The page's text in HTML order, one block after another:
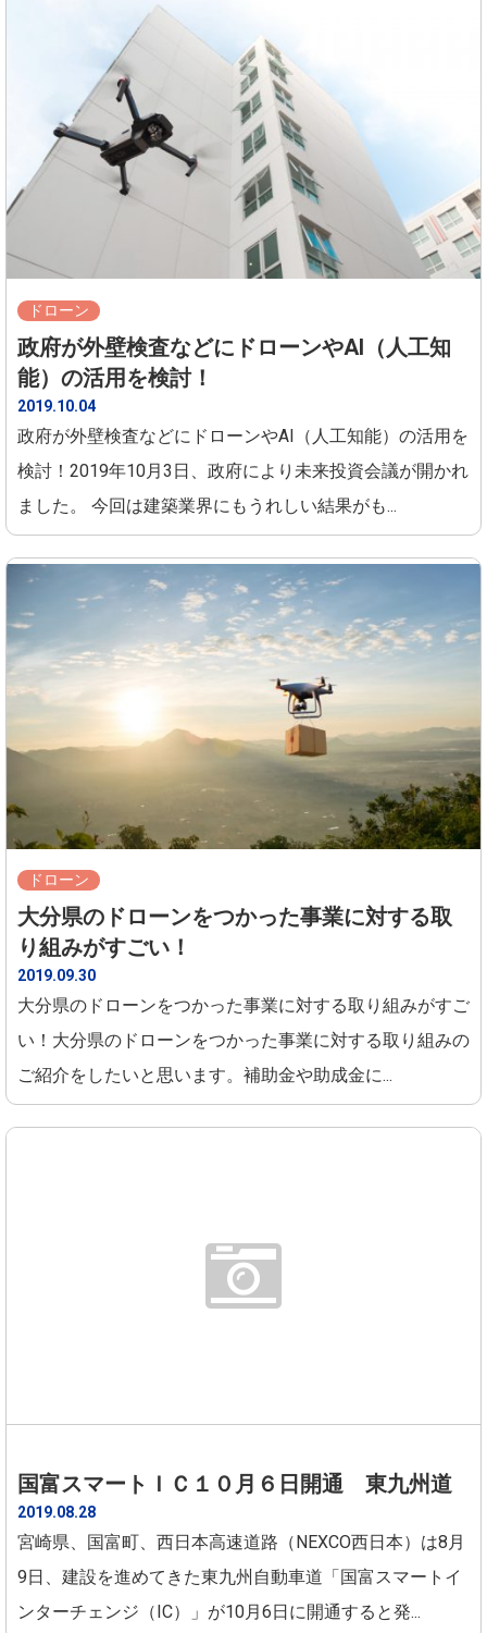
ドローン
政府が外壁検査などにドローンやAI（人工知
能）の活用を検討！
2019.10.04
政府が外壁検査などにドローンやAI（人工知能）の活用を
検討！2019年10月3日、政府により未来投資会議が開かれ
ました。 今回は建築業界にもうれしい結果がも...
ドローン
大分県のドローンをつかった事業に対する取
り組みがすごい！
2019.09.30
大分県のドローンをつかった事業に対する取り組みがすご
い！大分県のドローンをつかった事業に対する取り組みの
ご紹介をしたいと思います。補助金や助成金に...
国富スマートＩＣ１０月６日開通 東九州道
2019.08.28
宮崎県、国富町、西日本高速道路（NEXCO西日本）は8月
9日、建設を進めてきた東九州自動車道「国富スマートイ
ンターチェンジ（IC）」が10月6日に開通すると発...